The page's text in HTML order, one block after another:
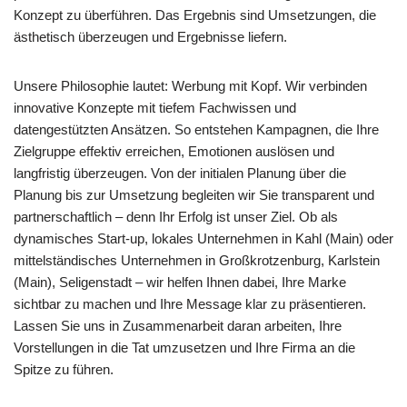
Konzept zu überführen. Das Ergebnis sind Umsetzungen, die
ästhetisch überzeugen und Ergebnisse liefern.
Unsere Philosophie lautet: Werbung mit Kopf. Wir verbinden
innovative Konzepte mit tiefem Fachwissen und
datengestützten Ansätzen. So entstehen Kampagnen, die Ihre
Zielgruppe effektiv erreichen, Emotionen auslösen und
langfristig überzeugen. Von der initialen Planung über die
Planung bis zur Umsetzung begleiten wir Sie transparent und
partnerschaftlich – denn Ihr Erfolg ist unser Ziel. Ob als
dynamisches Start-up, lokales Unternehmen in Kahl (Main) oder
mittelständisches Unternehmen in Großkrotzenburg, Karlstein
(Main), Seligenstadt – wir helfen Ihnen dabei, Ihre Marke
sichtbar zu machen und Ihre Message klar zu präsentieren.
Lassen Sie uns in Zusammenarbeit daran arbeiten, Ihre
Vorstellungen in die Tat umzusetzen und Ihre Firma an die
Spitze zu führen.